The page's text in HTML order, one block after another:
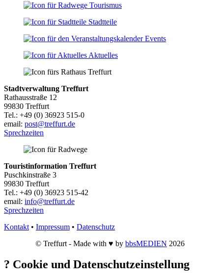
Tourismus
Stadtteile
Events
Aktuelles
Stadtverwaltung Treffurt
Rathausstraße 12
99830 Treffurt
Tel.: +49 (0) 36923 515-0
email: post@treffurt.de
Sprechzeiten
Touristinformation Treffurt
Puschkinstraße 3
99830 Treffurt
Tel.: +49 (0) 36923 515-42
email: info@treffurt.de
Sprechzeiten
Kontakt • Impressum • Datenschutz
© Treffurt - Made with ♥ by bbsMEDIEN 2026
? Cookie und Datenschutzeinstellung